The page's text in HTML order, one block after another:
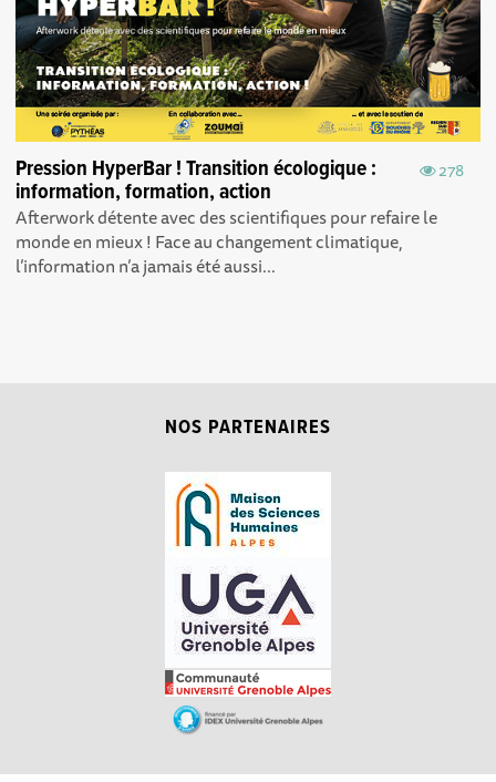
278
Pression HyperBar ! Transition écologique :
information, formation, action
Afterwork détente avec des scientifiques pour refaire le
monde en mieux ! Face au changement climatique,
l’information n’a jamais été aussi...
NOS PARTENAIRES